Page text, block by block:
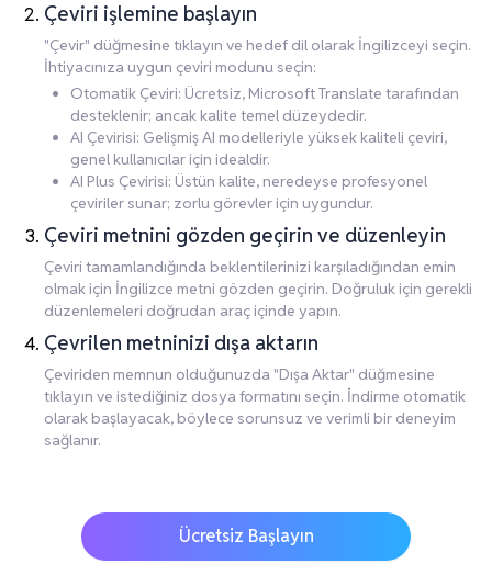
Çeviri işlemine başlayın
"Çevir" düğmesine tıklayın ve hedef dil olarak İngilizceyi seçin.
İhtiyacınıza uygun çeviri modunu seçin:
Otomatik Çeviri: Ücretsiz, Microsoft Translate tarafından
desteklenir; ancak kalite temel düzeydedir.
AI Çevirisi: Gelişmiş AI modelleriyle yüksek kaliteli çeviri,
genel kullanıcılar için idealdir.
AI Plus Çevirisi: Üstün kalite, neredeyse profesyonel
çeviriler sunar; zorlu görevler için uygundur.
Çeviri metnini gözden geçirin ve düzenleyin
Çeviri tamamlandığında beklentilerinizi karşıladığından emin
olmak için İngilizce metni gözden geçirin. Doğruluk için gerekli
düzenlemeleri doğrudan araç içinde yapın.
Çevrilen metninizi dışa aktarın
Çeviriden memnun olduğunuzda "Dışa Aktar" düğmesine
tıklayın ve istediğiniz dosya formatını seçin. İndirme otomatik
olarak başlayacak, böylece sorunsuz ve verimli bir deneyim
sağlanır.
Ücretsiz Başlayın